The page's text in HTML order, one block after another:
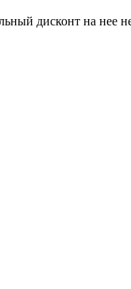
дисконт на нее